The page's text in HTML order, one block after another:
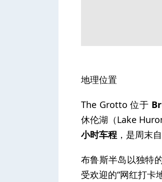
地理位置
The Grotto 位于
休伦湖（Lake
小时车程 ，是周末
布鲁斯半岛以独特
受欢迎的“网红打卡地